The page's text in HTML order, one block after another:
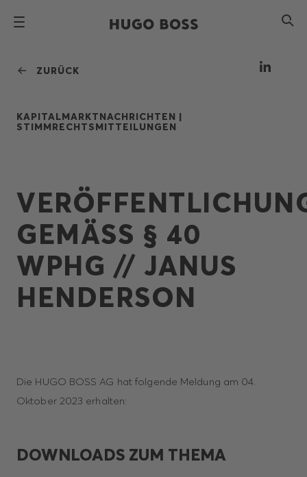
ZURÜCK
KAPITALMARKTNACHRICHTEN |
STIMMRECHTSMITTEILUNGEN
GEMÄSS § 40
WPHG // JANUS
HENDERSON
Die HUGO BOSS AG hat folgende Meldung am 04.
Oktober 2023 erhalten:
DOWNLOADS ZUM THEMA